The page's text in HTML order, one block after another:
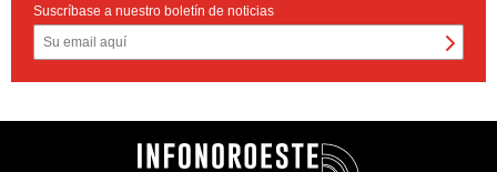
Suscríbase a nuestro boletín de noticias